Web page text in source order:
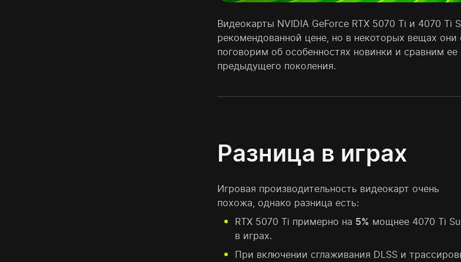
Видеокарты NVIDIA GeForce RTX 5070 Ti и 4070
рекомендованной цене, но в некоторых вещах
поговорим об особенностях новинки и сравним
предыдущего поколения.
Разница в играх
Игровая производительность видеокарт очень
похожа, однако разница есть:
RTX 5070 Ti примерно на 5% мощнее 4070 Ti
в играх.
При включении сглаживания DLSS и